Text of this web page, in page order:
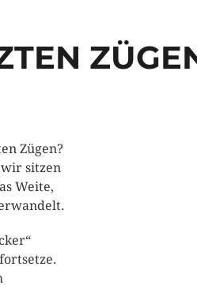
Zügen?
wir sitzen
Weite,